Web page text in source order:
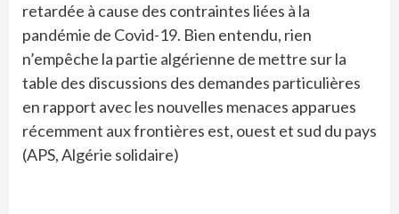
retardée à cause des contraintes liées à la
pandémie de Covid-19. Bien entendu, rien
n’empêche la partie algérienne de mettre sur la
table des discussions des demandes particulières
en rapport avec les nouvelles menaces apparues
récemment aux frontières est, ouest et sud du pays
(APS, Algérie solidaire)